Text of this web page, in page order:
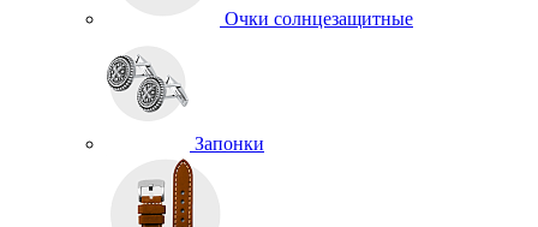
Очки солнцезащитные
Запонки